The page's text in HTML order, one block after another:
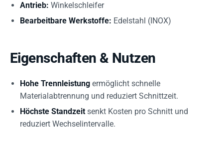
Antrieb: Winkelschleifer
Bearbeitbare Werkstoffe: Edelstahl (INOX)
Eigenschaften & Nutzen
Hohe Trennleistung ermöglicht schnelle
Materialabtrennung und reduziert Schnittzeit.
Höchste Standzeit senkt Kosten pro Schnitt und
reduziert Wechselintervalle.